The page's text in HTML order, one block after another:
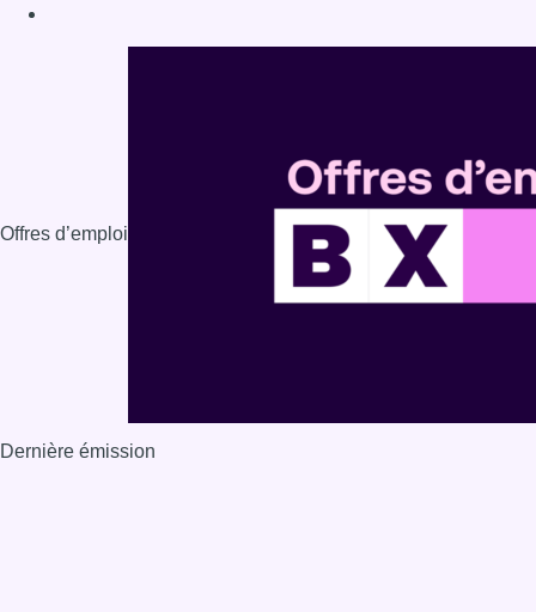
Offres d’emploi
Dernière émission